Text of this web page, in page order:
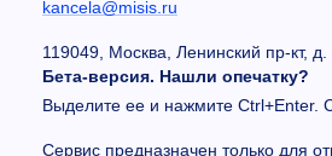
kancela@misis.ru
119049, Москва, Ленинский пр-кт, д.
Бета-версия. Нашли опечатку?
Выделите ее и нажмите Ctrl+Enter.
Сервис предназначен только для